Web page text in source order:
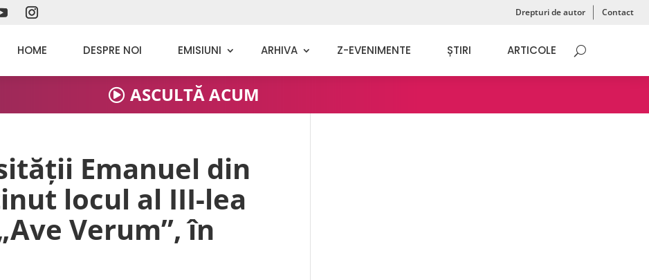
Drepturi de autor Contact
HOME DESPRE NOI EMISIUNI ARHIVA Z-EVENIMENTE ȘTIRI ARTICOLE
ASCULTĂ ACUM
Emanuel din
locul al III-lea
Verum”, în